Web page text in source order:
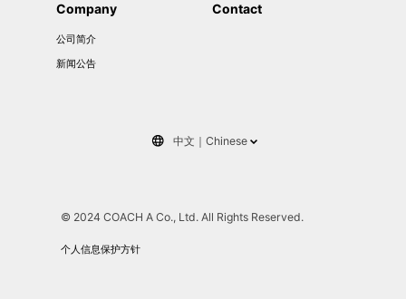
Company
公司简介
新闻公告
Contact
中文 Chinese
ภาษาไทยกลาง
© 2024 COACH A Co., Ltd. All Rights Reserved.
个人信息保护方针